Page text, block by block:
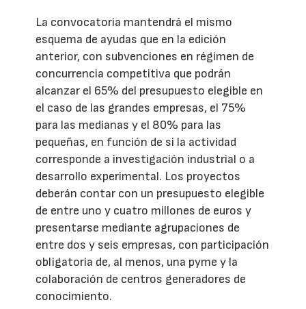
La convocatoria mantendrá el mismo
esquema de ayudas que en la edición
anterior, con subvenciones en régimen de
concurrencia competitiva que podrán
alcanzar el 65% del presupuesto elegible en
el caso de las grandes empresas, el 75%
para las medianas y el 80% para las
pequeñas, en función de si la actividad
corresponde a investigación industrial o a
desarrollo experimental. Los proyectos
deberán contar con un presupuesto elegible
de entre uno y cuatro millones de euros y
presentarse mediante agrupaciones de
entre dos y seis empresas, con participación
obligatoria de, al menos, una pyme y la
colaboración de centros generadores de
conocimiento.